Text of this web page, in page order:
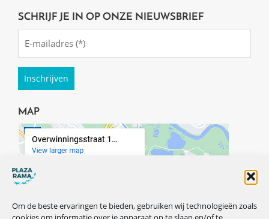
Om de beste ervaringen te bieden, gebruiken wij technologieën zoals
SCHRIJF JE IN OP ONZE NIEUWSBRIEF
(Required)
MAP